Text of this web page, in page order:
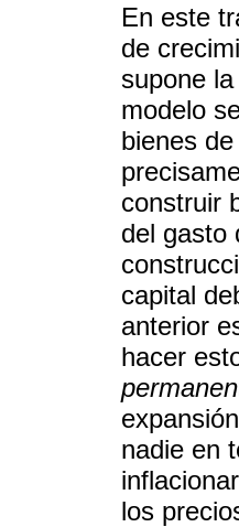
En este
de
supone
modelo
bienes
construir
del gasto
capital
anterior
hacer
nadie en
los